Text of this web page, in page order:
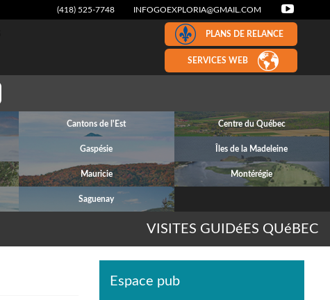
(418) 525-7748 INFOGOEXPLORIA@GMAIL.COM
PLANS DE RELANCE
SERVICES WEB
Cantons de l'Est Centre du Québec
Gaspésie Îles de la Madeleine
Mauricie Montérégie
Saguenay
VISITES GUIDéES QUéBEC
Espace pub